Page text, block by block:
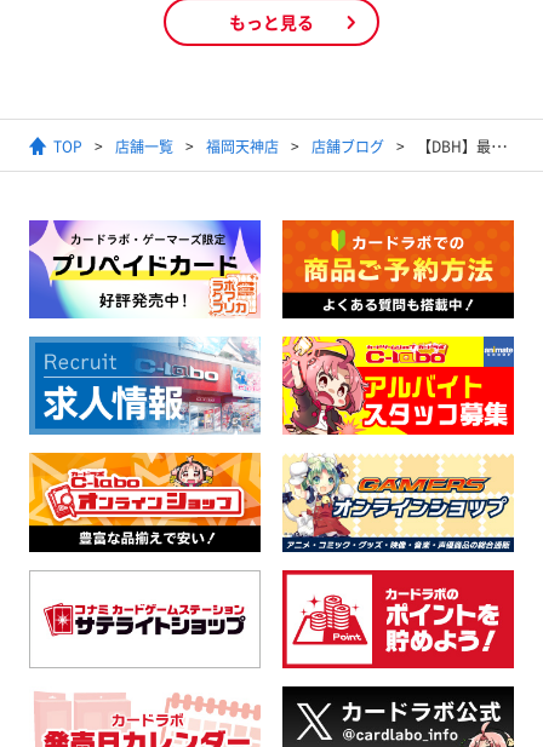
もっと見る
TOP 店舗一覧 福岡天神店 店舗ブログ 【DBH】最新弾買取POPを更新いたしました！【ドラゴンボールヒーローズ】